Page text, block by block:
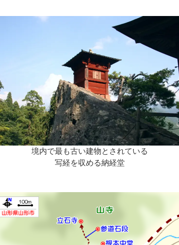
境内で最も古い建物とされている
写経を収める納経堂